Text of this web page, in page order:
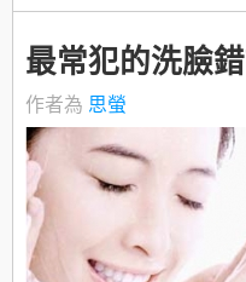
最常犯的洗臉
作者為 思螢